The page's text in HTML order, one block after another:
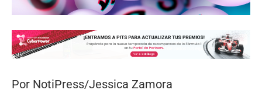
Por NotiPress/Jessica Zamora